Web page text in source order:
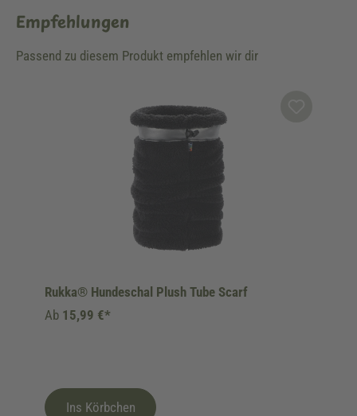
Empfehlungen
Passend zu diesem Produkt empfehlen wir dir
Rukka® Hundeschal Plush Tube Scarf
Ab 15,99 €*
Ins Körbchen